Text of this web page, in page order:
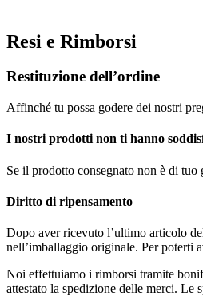
Resi e Rimborsi
Restituzione dell’ordine
Affinché tu possa godere dei nostri
I nostri prodotti non ti hanno
Se il prodotto consegnato non è di
Diritto di ripensamento
Dopo aver ricevuto l’ultimo articolo
nell’imballaggio originale. Per poterti
Noi effettuiamo i rimborsi tramite
attestato la spedizione delle merci. Le